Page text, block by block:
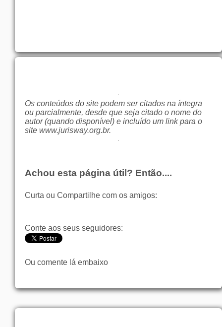
Os conteúdos do site podem ser citados na íntegra
ou parcialmente, desde que seja citado o nome do
autor (quando disponível) e incluído um link para o
site www.jurisway.org.br.
Achou esta página útil? Então....
Curta ou Compartilhe com os amigos:
Conte aos seus seguidores:
Ou comente lá embaixo